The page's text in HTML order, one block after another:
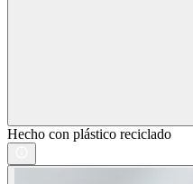
Hecho con plástico reciclado